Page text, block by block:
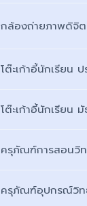
กล้องถ่ายภาพดิจิ
โต๊ะเก้าอี้นักเรียน
โต๊ะเก้าอี้นักเรียน
ครุภัณฑ์การสอนวิ
ครุภัณฑ์อุปกรณ์วิท